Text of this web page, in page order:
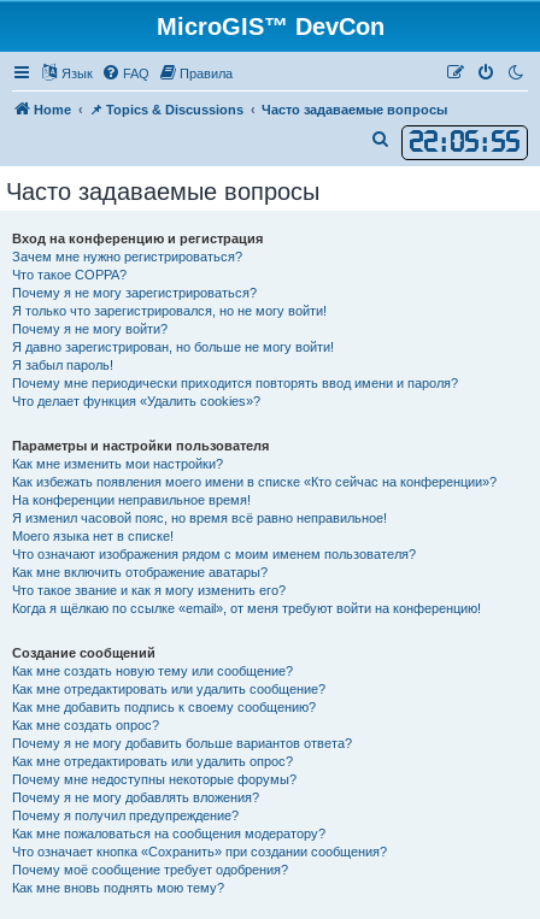
MicroGIS™ DevCon
Язык FAQ Правила
Home 📌 Topics & Discussions Часто задаваемые вопросы
22:05:56
о
Часто задаваемые вопросы
Вход на конференцию и регистрация
Зачем мне нужно регистрироваться?
Что такое COPPA?
Почему я не могу зарегистрироваться?
Я только что зарегистрировался, но не могу войти!
Почему я не могу войти?
Я давно зарегистрирован, но больше не могу войти!
Я забыл пароль!
Почему мне периодически приходится повторять ввод имени и пароля?
Что делает функция «Удалить cookies»?
Параметры и настройки пользователя
Как мне изменить мои настройки?
Как избежать появления моего имени в списке «Кто сейчас на конференции»?
На конференции неправильное время!
Я изменил часовой пояс, но время всё равно неправильное!
Моего языка нет в списке!
Что означают изображения рядом с моим именем пользователя?
Как мне включить отображение аватары?
Что такое звание и как я могу изменить его?
Когда я щёлкаю по ссылке «email», от меня требуют войти на конференцию!
Создание сообщений
Как мне создать новую тему или сообщение?
Как мне отредактировать или удалить сообщение?
Как мне добавить подпись к своему сообщению?
Как мне создать опрос?
Почему я не могу добавить больше вариантов ответа?
Как мне отредактировать или удалить опрос?
Почему мне недоступны некоторые форумы?
Почему я не могу добавлять вложения?
Почему я получил предупреждение?
Как мне пожаловаться на сообщения модератору?
Что означает кнопка «Сохранить» при создании сообщения?
Почему моё сообщение требует одобрения?
Как мне вновь поднять мою тему?